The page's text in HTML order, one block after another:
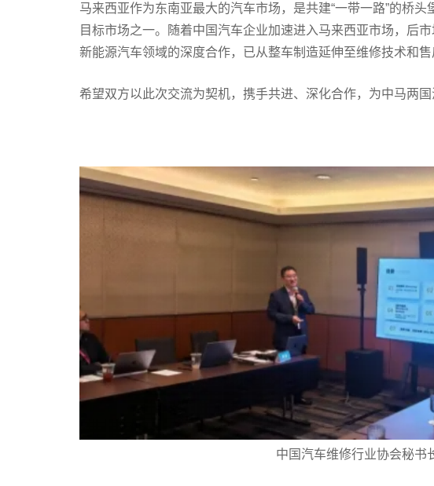
马来西亚作为东南亚最大的汽车市场，是共建“一带一路”的桥
目标市场之一。随着中国汽车企业加速进入马来西亚市场，后
新能源汽车领域的深度合作，已从整车制造延伸至维修技术和售
希望双方以此次交流为契机，携手共进、深化合作，为中马两
中国汽车维修行业协会秘书